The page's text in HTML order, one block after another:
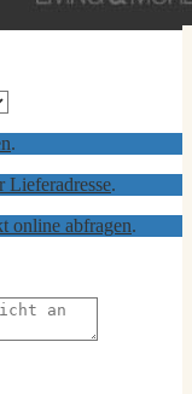
.
Lieferadresse.
online abfragen.